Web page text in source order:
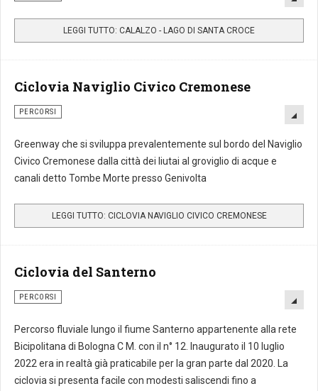
LEGGI TUTTO: CALALZO - LAGO DI SANTA CROCE
Ciclovia Naviglio Civico Cremonese
PERCORSI
Greenway che si sviluppa prevalentemente sul bordo del Naviglio
Civico Cremonese dalla città dei liutai al groviglio di acque e
canali detto Tombe Morte presso Genivolta
LEGGI TUTTO: CICLOVIA NAVIGLIO CIVICO CREMONESE
Ciclovia del Santerno
PERCORSI
Percorso fluviale lungo il fiume Santerno appartenente alla rete
Bicipolitana di Bologna C M. con il n° 12. Inaugurato il 10 luglio
2022 era in realtà già praticabile per la gran parte dal 2020. La
ciclovia si presenta facile con modesti saliscendi fino a